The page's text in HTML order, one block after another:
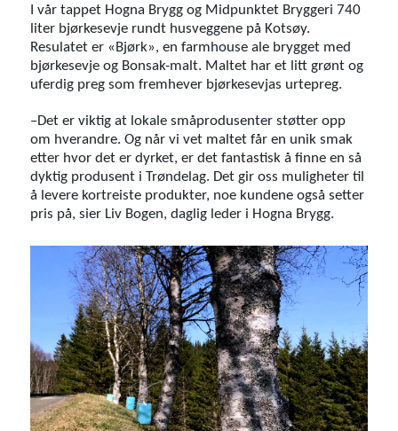
I vår tappet Hogna Brygg og Midpunktet Bryggeri 740
liter bjørkesevje rundt husveggene på Kotsøy.
Resulatet er «Bjørk», en farmhouse ale brygget med
bjørkesevje og Bonsak-malt. Maltet har et litt grønt og
uferdig preg som fremhever bjørkesevjas urtepreg.
–Det er viktig at lokale småprodusenter støtter opp
om hverandre. Og når vi vet maltet får en unik smak
etter hvor det er dyrket, er det fantastisk å finne en så
dyktig produsent i Trøndelag. Det gir oss muligheter til
å levere kortreiste produkter, noe kundene også setter
pris på, sier Liv Bogen, daglig leder i Hogna Brygg.